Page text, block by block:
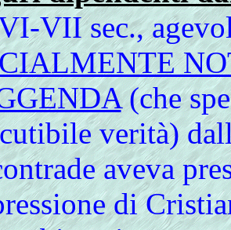
VII sec.,
(che
verità)
aveva
di